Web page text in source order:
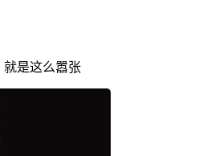
就是这么嚣张